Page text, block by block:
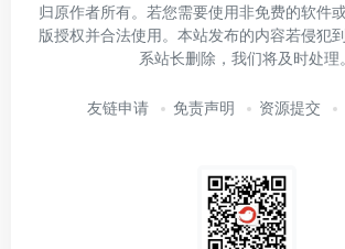
归原作者所有。若您需要使用非免费的软件
版授权并合法使用。本站发布的内容若侵犯
系站长删除，我们将及时处理。
友链申请 免责声明 资源提交